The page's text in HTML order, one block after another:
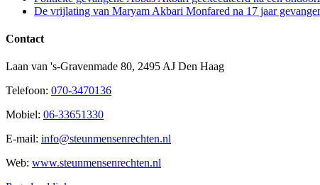
De vrijlating van Maryam Akbari Monfared na 17 jaar
Contact
Laan van 's-Gravenmade 80, 2495 AJ Den Haag
Telefoon: 070-3470136
Mobiel: 06-33651330
E-mail: info@steunmensenrechten.nl
Web: www.steunmensenrechten.nl